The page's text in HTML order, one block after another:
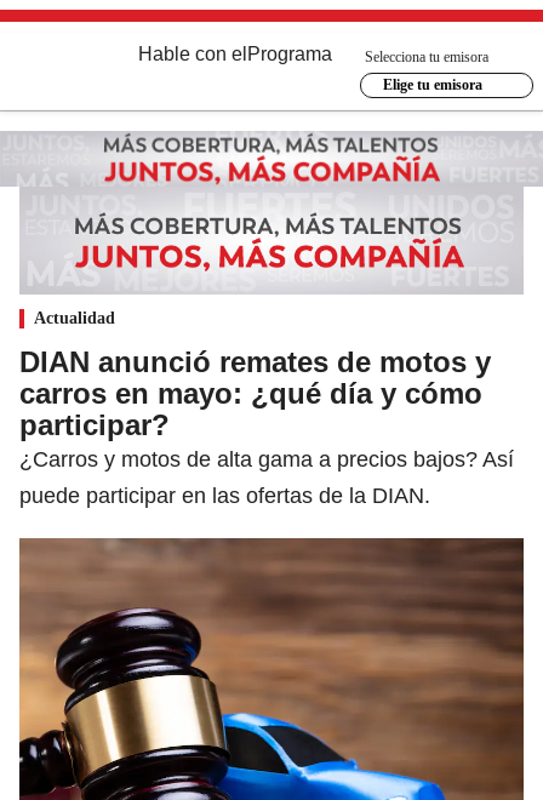
Hable con el Programa
Selecciona tu emisora
Elige tu emisora
Actualidad
DIAN anunció remates de motos y
carros en mayo: ¿qué día y cómo
participar?
¿Carros y motos de alta gama a precios bajos? Así
puede participar en las ofertas de la DIAN.